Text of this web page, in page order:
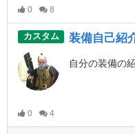
６月１５日、１６日、２２日、２
0 8
カスタム 装備自己紹
主水に銃も合わせ
0 4